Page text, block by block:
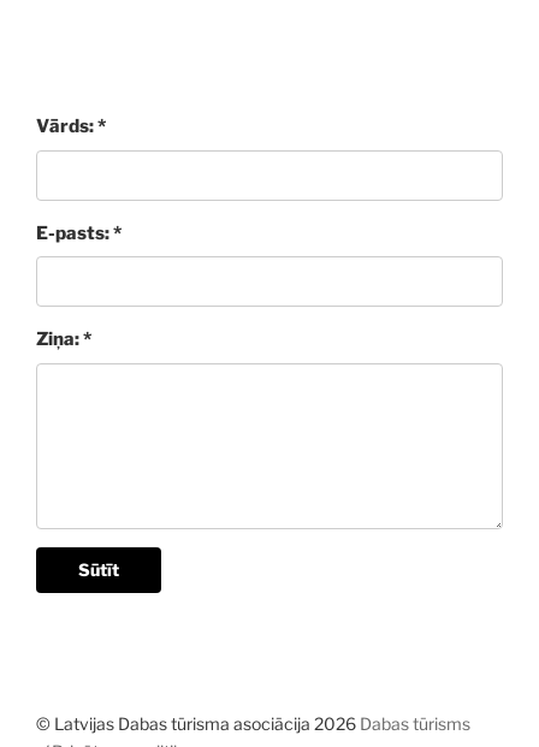
Vārds: *
E-pasts: *
Ziņa: *
Sūtīt
© Latvijas Dabas tūrisma asociācija 2026 Dabas tūrisms